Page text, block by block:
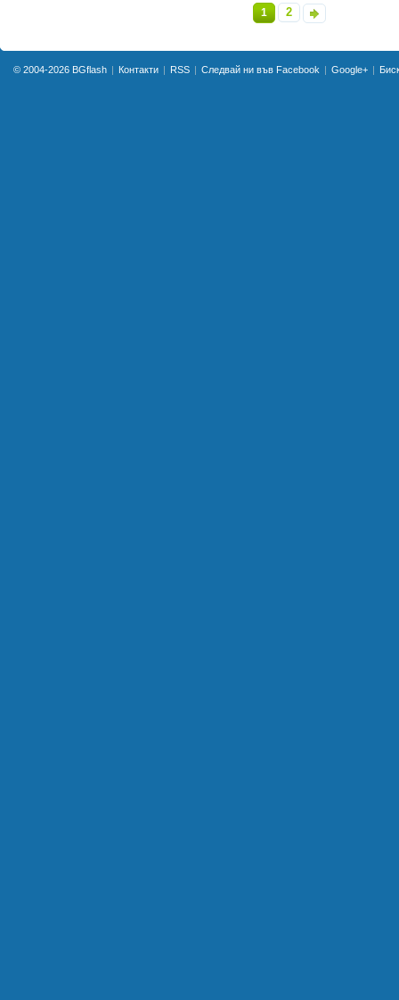
1 2»
© 2004-2026 BGflash Контакти RSS Следвай ни във Facebook Google+